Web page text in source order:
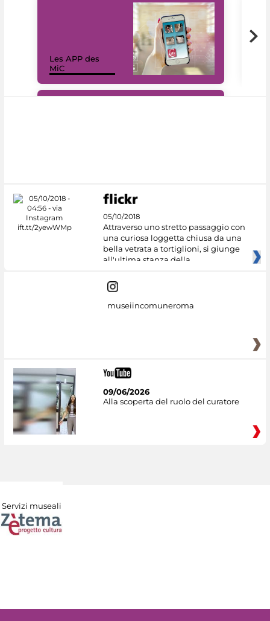
Les APP des
MiC
05/10/2018
Attraverso uno stretto passaggio con
una curiosa loggetta chiusa da una
bella vetrata a tortiglioni, si giunge
all'ultima stanza della
museiincomuneroma
09/06/2026
Alla scoperta del ruolo del curatore
Servizi museali